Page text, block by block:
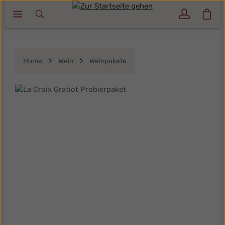
Zum Hauptinhalt springen
Home Wein Weinpakete
Bildergalerie überspringen